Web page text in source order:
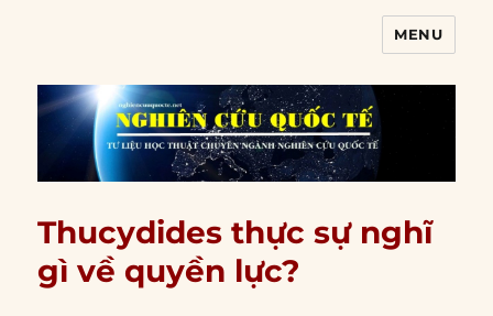
MENU
Thucydides thực sự nghĩ
gì về quyền lực?